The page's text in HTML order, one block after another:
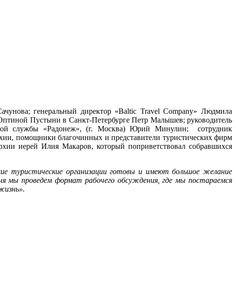
генеральный директор «Baltic Travel Company» Людмила
Пустыни в Санкт-Петербурге Петр Малышев; руководитель
службы «Радонеж», (г. Москва) Юрий Минулин; сотрудник
помощники благочинных и представители туристических фирм
иерей Илия Макаров, который поприветствовал собравшихся
туристические организации готовы и имеют большое желание
мы проведем формат рабочего обсуждения, где мы постараемся